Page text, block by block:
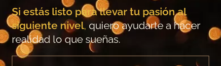
Si estás listo para llevar tu pasión al
siguiente nivel, quiero ayudarte a hacer
realidad lo que sueñas.